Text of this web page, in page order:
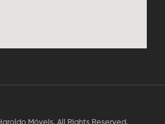
Móveis. All Rights Reserved.